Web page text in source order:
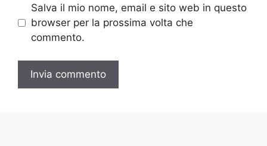
Salva il mio nome, email e sito web in questo
browser per la prossima volta che
commento.